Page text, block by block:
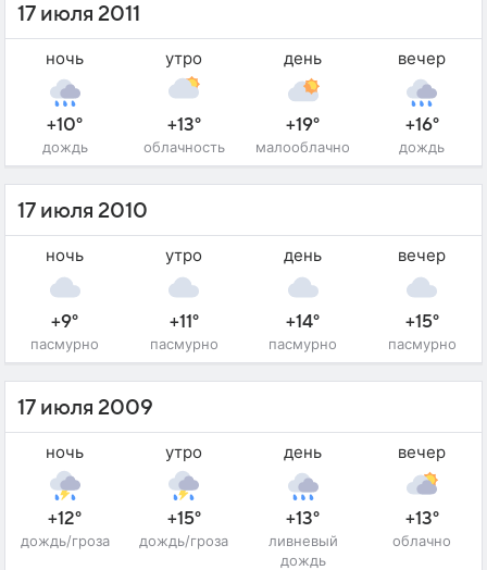
17 июля 2011
ночь
+10°
дождь
утро
+13°
облачность
день
+19°
малооблачно
вечер
+16°
дождь
17 июля 2010
ночь
+9°
пасмурно
утро
+11°
пасмурно
день
+14°
пасмурно
вечер
+15°
пасмурно
17 июля 2009
ночь
+12°
дождь/гроза
утро
+15°
дождь/гроза
день
+13°
ливневый
дождь
вечер
+13°
облачно